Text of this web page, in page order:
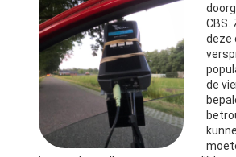
CBS.
deze
de